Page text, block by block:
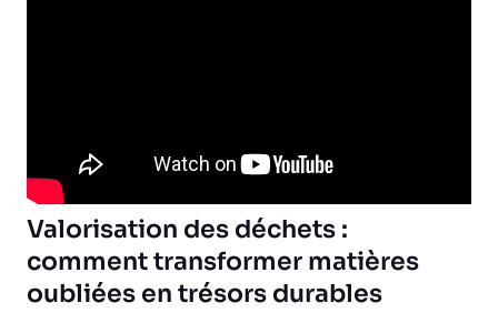
Valorisation des déchets :
comment transformer matières
oubliées en trésors durables